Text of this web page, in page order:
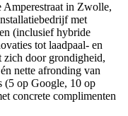
Amperestraat in Zwolle,
met
(inclusief hybride
tot laadpaal- en
zich door grondigheid,
nette afronding van
(5 op Google, 10 op
concrete complimenten